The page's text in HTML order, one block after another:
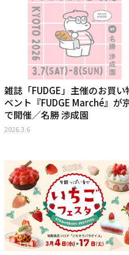
雑誌「FUDGE」主催のお買い
ベント『FUDGE Marché』が
で開催／名勝 渉成園
2026.3.6